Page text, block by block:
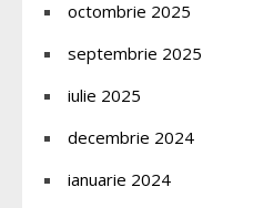
octombrie 2025
septembrie 2025
iulie 2025
decembrie 2024
ianuarie 2024